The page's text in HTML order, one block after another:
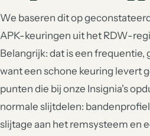
We baseren dit op
APK-keuringen uit het RDW-
Belangrijk: dat is een frequentie,
want een schone keuring levert
punten die bij onze Insignia's
normale slijtdelen:
slijtage aan het remsysteem en